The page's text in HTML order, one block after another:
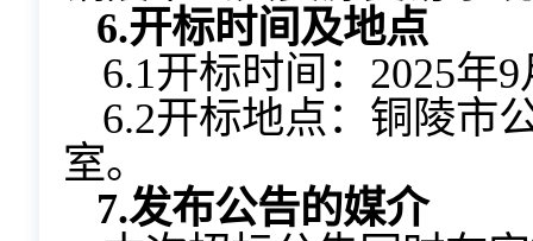
6.开标时间及地点
6.1开标时间：2025年
6.2开标地点：铜陵市
室。
7.发布公告的媒介